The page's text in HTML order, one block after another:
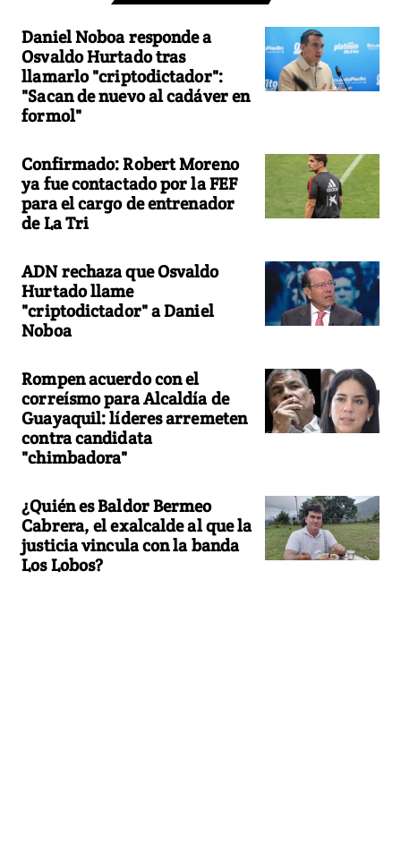
Daniel Noboa responde a
Osvaldo Hurtado tras
llamarlo "criptodictador":
"Sacan de nuevo al cadáver en
formol"
Confirmado: Robert Moreno
ya fue contactado por la FEF
para el cargo de entrenador
de La Tri
ADN rechaza que Osvaldo
Hurtado llame
"criptodictador" a Daniel
Noboa
Rompen acuerdo con el
correísmo para Alcaldía de
Guayaquil: líderes arremeten
contra candidata
"chimbadora"
¿Quién es Baldor Bermeo
Cabrera, el exalcalde al que la
justicia vincula con la banda
Los Lobos?